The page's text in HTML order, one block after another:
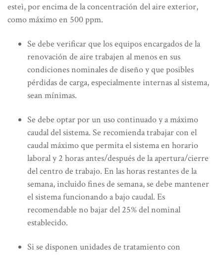
esteì, por encima de la concentración del aire exterior,
como máximo en 500 ppm.
Se debe verificar que los equipos encargados de la
renovación de aire trabajen al menos en sus
condiciones nominales de diseño y que posibles
pérdidas de carga, especialmente internas al sistema,
sean mínimas.
Se debe optar por un uso continuado y a máximo
caudal del sistema. Se recomienda trabajar con el
caudal máximo que permita el sistema en horario
laboral y 2 horas antes/después de la apertura/cierre
del centro de trabajo. En las horas restantes de la
semana, incluido fines de semana, se debe mantener
el sistema funcionando a bajo caudal. Es
recomendable no bajar del 25% del nominal
establecido.
Si se disponen unidades de tratamiento con